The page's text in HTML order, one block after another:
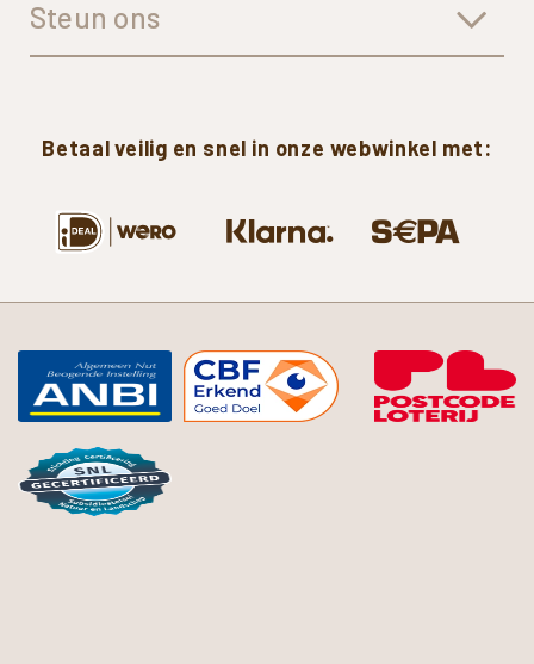
Steun ons
Betaal veilig en snel in onze webwinkel met: